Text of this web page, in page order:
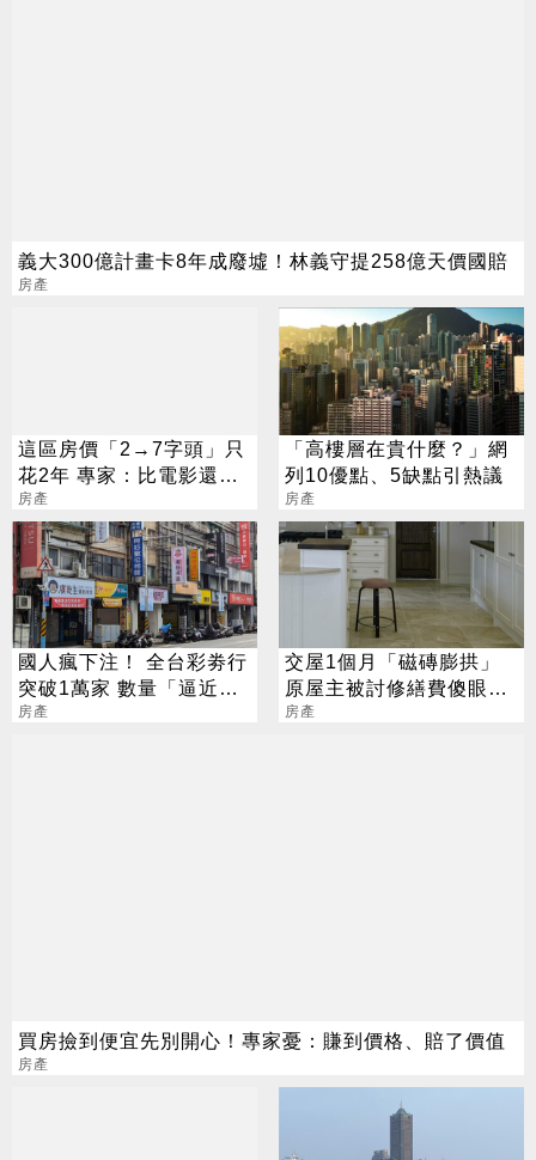
義大300億計畫卡8年成廢墟！林義守提258億天價國賠
房產
這區房價「2→7字頭」只
花2年 專家：比電影還離
譜
房產
「高樓層在貴什麼？」網
列10優點、5缺點引熱議
房產
國人瘋下注！ 全台彩劵行
突破1萬家 數量「逼近直
營超商」
房產
交屋1個月「磁磚膨拱」
原屋主被討修繕費傻眼：
天冷關我啥事
房產
買房撿到便宜先別開心！專家憂：賺到價格、賠了價值
房產